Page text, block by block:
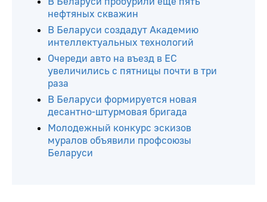
Читайте ещё
В Беларуси пробурили еще пять
нефтяных скважин
В Беларуси создадут Академию
интеллектуальных технологий
Очереди авто на въезд в ЕС
увеличились с пятницы почти в три